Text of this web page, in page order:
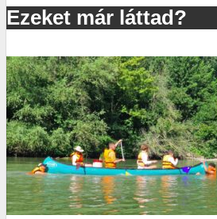
Ezeket már láttad?